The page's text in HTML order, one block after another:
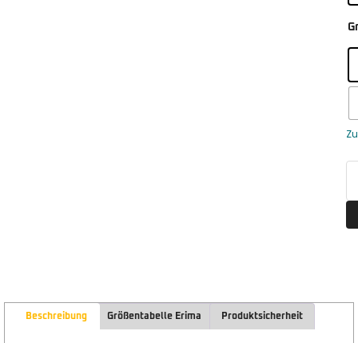
Beschreibung Größentabelle Erima Produktsicherheit